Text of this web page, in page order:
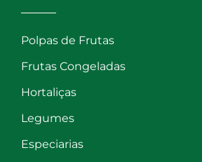
Polpas de Frutas
Frutas Congeladas
Hortaliças
Legumes
Especiarias